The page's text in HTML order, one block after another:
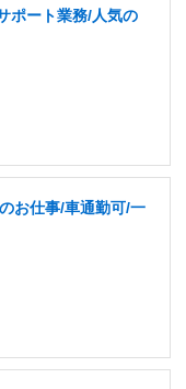
ポート業務/人気の
お仕事/車通勤可/一